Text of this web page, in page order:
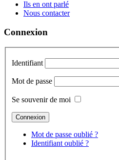
Ils en ont parlé
Nous contacter
Connexion
Identifiant
Mot de passe
Se souvenir de moi
Mot de passe oublié ?
Identifiant oublié ?